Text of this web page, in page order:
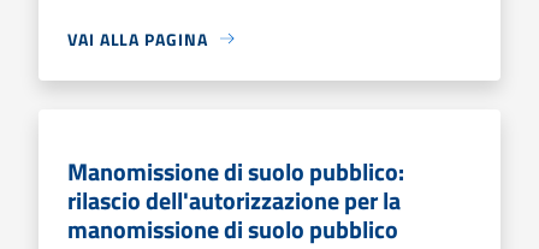
VAI ALLA PAGINA
Manomissione di suolo pubblico:
rilascio dell'autorizzazione per la
manomissione di suolo pubblico